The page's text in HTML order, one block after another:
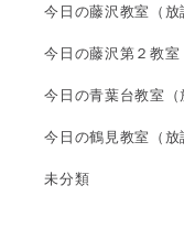
今日の藤沢教室（放
今日の藤沢第２教室
今日の青葉台教室（
今日の鶴見教室（放
未分類